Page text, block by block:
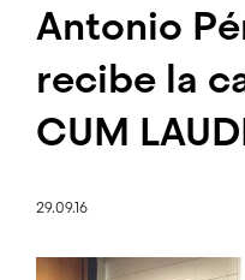
Antonio
recibe la
CUM
29.09.16
Imagen